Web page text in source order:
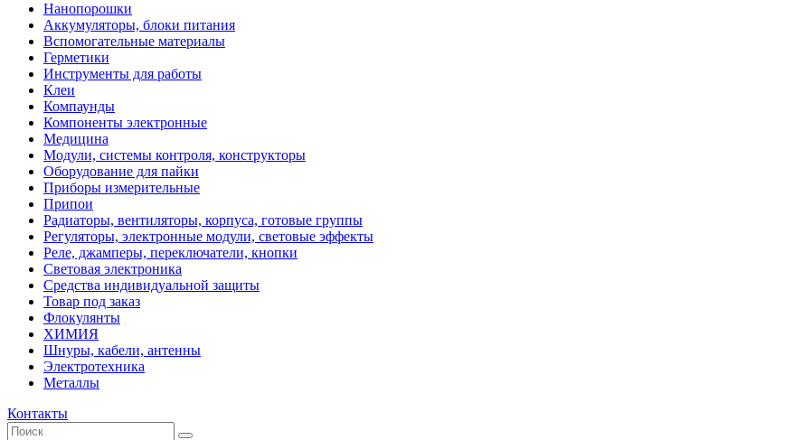
Нанопорошки
Аккумуляторы, блоки питания
Вспомогательные материалы
Герметики
Инструменты для работы
Клеи
Компаунды
Компоненты электронные
Медицина
Модули, системы контроля, конструкторы
Оборудование для пайки
Приборы измерительные
Припои
Радиаторы, вентиляторы, корпуса, готовые группы
Регуляторы, электронные модули, световые эффекты
Реле, джамперы, переключатели, кнопки
Световая электроника
Средства индивидуальной защиты
Товар под заказ
Флокулянты
ХИМИЯ
Шнуры, кабели, антенны
Электротехника
Металлы
Контакты